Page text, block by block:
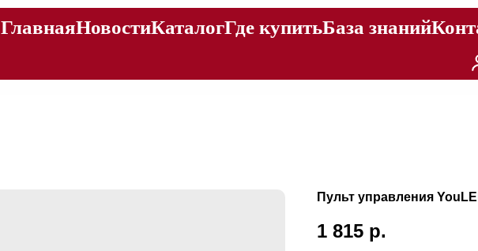
ГлавнаяНовостиКаталогГде купитьБаза знаний
Пульт управления
1 815 р.